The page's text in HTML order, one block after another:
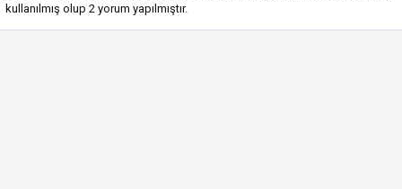
kullanılmış olup 2 yorum yapılmıştır.